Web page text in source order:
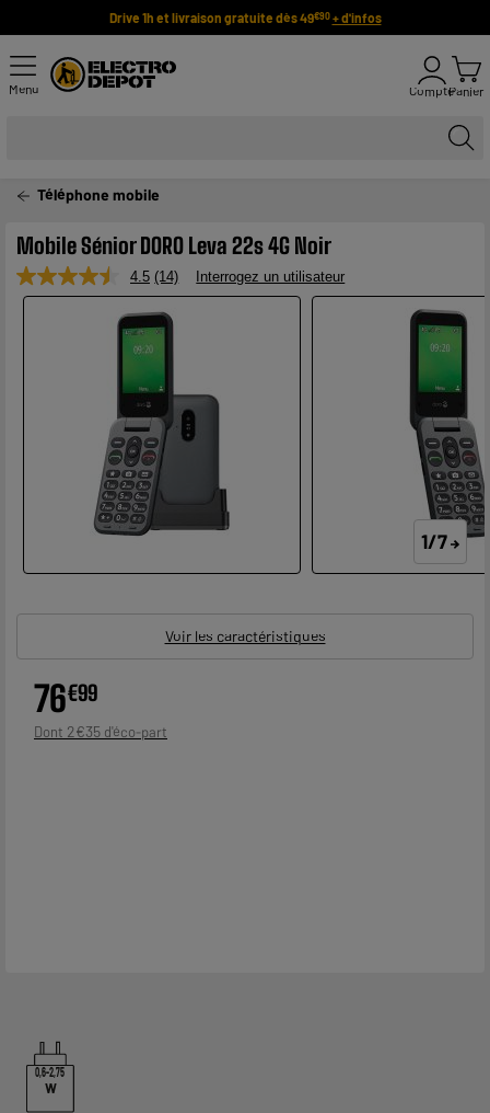
Drive 1h et livraison gratuite dès 49€90 + d'infos
Menu ComptePanier
Téléphone mobile
Mobile Sénior DORO Leva 22s 4G Noir
4.5 Lire
14
avis.
Lien
la
même
page.
(14) Interrogez un utilisateur
1/7
Voir les caractéristiques
76€99
Dont 2€35
0,6-2,75
W